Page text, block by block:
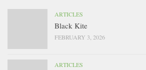
ARTICLES
Black Kite
FEBRUARY 3, 2026
ARTICLES